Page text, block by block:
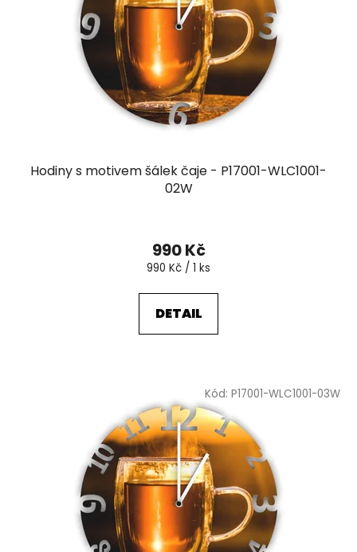
Hodiny s motivem šálek čaje - P17001-WLC1001-
02W
990 Kč
Měrná
990 Kč / 1 ks
DETAIL
Kód: P17001-WLC1001-03W